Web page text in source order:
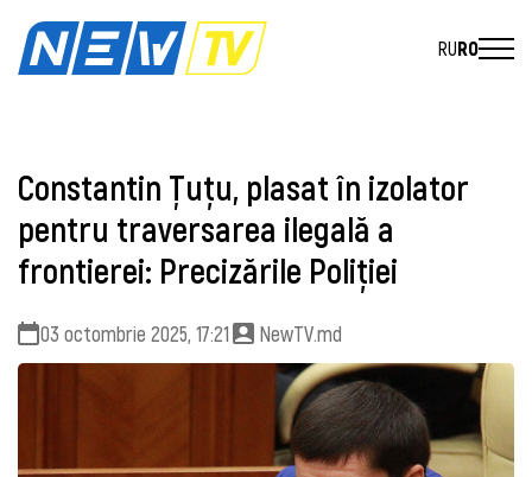
RURO
Constantin Țuțu, plasat în izolator
pentru traversarea ilegală a
frontierei: Precizările Poliţiei
03 octombrie 2025, 17:21 NewTV.md